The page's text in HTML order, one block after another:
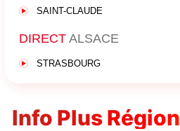
SAINT-CLAUDE
DIRECT ALSACE
STRASBOURG
Info Plus Région